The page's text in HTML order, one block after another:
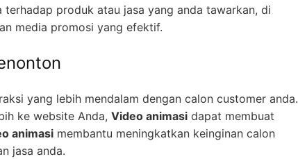
produk atau jasa yang anda tawarkan, di
media promosi yang efektif.
yang lebih mendalam dengan calon customer anda.
ke website Anda, Video animasi dapat membuat
animasi membantu meningkatkan keinginan calon
jasa anda.